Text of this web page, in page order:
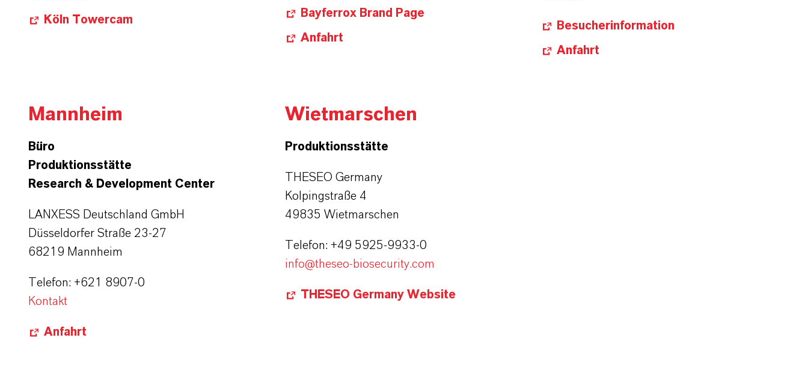
Köln Towercam
Bayferrox Brand Page
Anfahrt
Besucherinformation
Anfahrt
Mannheim
Büro
Produktionsstätte
Research & Development Center
LANXESS Deutschland GmbH
Düsseldorfer Straße 23-27
68219 Mannheim
Telefon: +621 8907-0
Kontakt
Anfahrt
Wietmarschen
Produktionsstätte
THESEO Germany
Kolpingstraße 4
49835 Wietmarschen
Telefon: +49 5925-9933-0
info@theseo-biosecurity.com
THESEO Germany Website